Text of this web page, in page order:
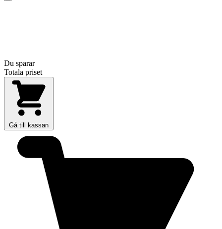
Du sparar
Totala priset
Gå till kassan